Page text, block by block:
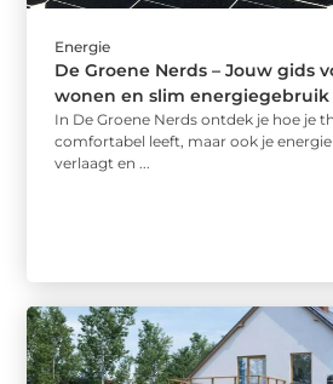
Energie
De Groene Nerds – Jouw gids
wonen en slim energiegebruik
In De Groene Nerds ontdek je hoe je
comfortabel leeft, maar ook je
verlaagt en ...